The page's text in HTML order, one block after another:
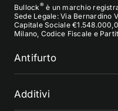
Bullock®è un marchio
Sede Legale: Via Bernardino
Capitale Sociale
Milano, Codice Fiscale e
Antifurto
Additivi